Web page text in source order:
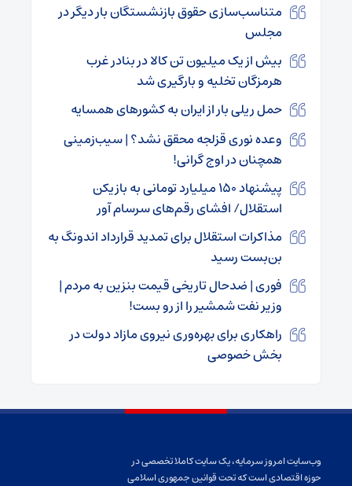
متناسب‌سازی حقوق بازنشستگان بار دیگر در
مجلس
بیش‌ از یک میلیون تن کالا در بنادر غرب
هرمزگان تخلیه و بارگیری شد
حمل ریلی بار از ایران به کشورهای همسایه
وعده نوری قزلجه محقق نشد؟ | سیب‌زمینی
همچنان در اوج گرانی!
پیشنهاد ۱۵۰ میلیارد تومانی به بازیکن
استقلال/ افشای رقم‌های سرسام آور
مذاکرات استقلال برای تمدید قرارداد اندونگ به
بن‌بست رسید
فوری | ضدحال تاریخی قیمت بنزین به مردم |
وزیر نفت شمشیر را از رو بست!
راهکاری برای بهره‌وری نیروی مازاد دولت در
بخش خصوصی
وب‌سایت امروز سرمایه، یک سایت کاملا تخصصی در
حوزه اقتصادی است که تحت قوانین جمهوری اسلامی